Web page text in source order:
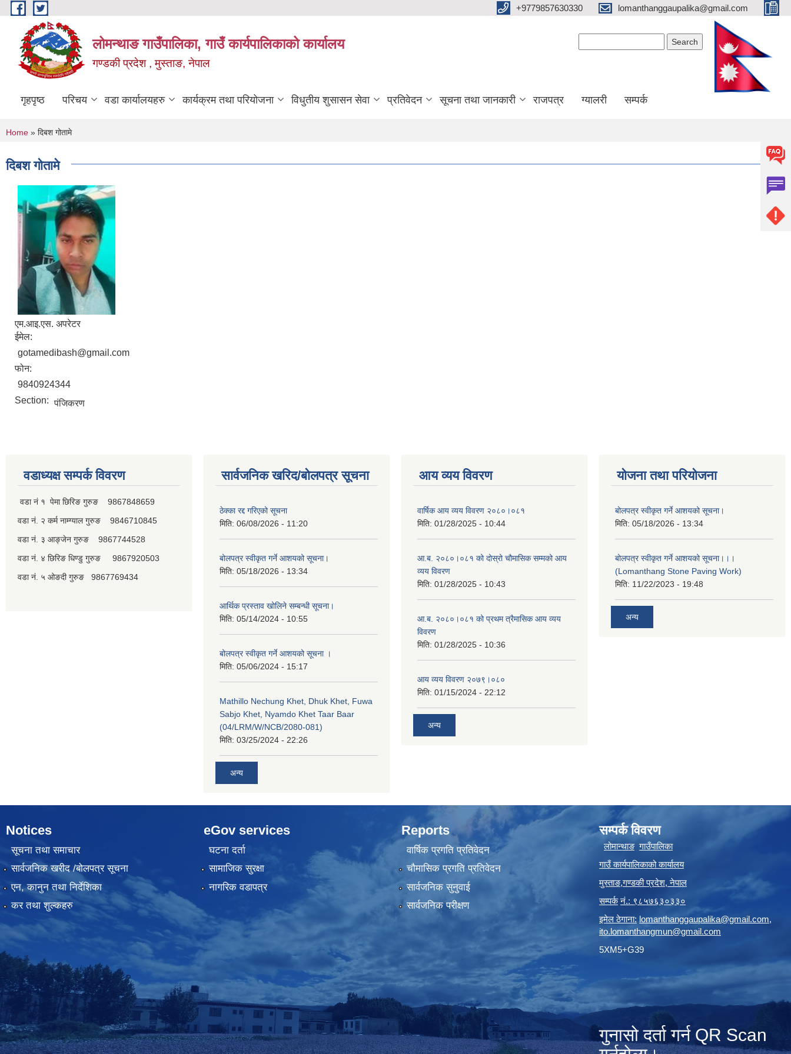
Skip to main content +9779857630330 lomanthanggaupalika@gmail.com
लोमन्थाङ गाउँपालिका, गाउँ कार्यपालिकाको कार्यालय
गण्डकी प्रदेश , मुस्ताङ, नेपाल
गृहपृष्ठ परिचय वडा कार्यालयहरु कार्यक्रम तथा परियोजना विधुतीय शुसासन सेवा प्रतिवेदन सूचना तथा जानकारी राजपत्र ग्यालरी सम्पर्क
You are here
Home » दिबश गोतामे
दिबश गोतामे
एम.आ‌इ.एस. अपरेटर
ईमेल:
gotamedibash@gmail.com
फोन:
9840924344
Section: पंजिकरण
वडाध्यक्ष सम्पर्क विवरण
वडा नं १ पेमा छिरिङ गुरुङ 9867848659
वडा नं. २ कर्म नाम्ग्याल गुरुङ 9846710845
वडा नं. ३ आङ्जेन गुरुङ 9867744528
वडा नं. ४ छिरिङ धिण्डु गुरुङ 9867920503
वडा नं. ५ ओङदी गुरुङ 9867769434
सार्वजनिक खरिद/बोलपत्र सूचना
ठेक्का रद्द गरिएको सूचना
मिति: 06/08/2026 - 11:20
बोलपत्र स्वीकृत गर्ने आशयको सूचना।
मिति: 05/18/2026 - 13:34
आर्थिक प्रस्ताव खोलिने सम्बन्धी सूचना।
मिति: 05/14/2024 - 10:55
बोलपत्र स्वीकृत गर्ने आशयको सूचना ।
मिति: 05/06/2024 - 15:17
Mathillo Nechung Khet, Dhuk Khet, Fuwa
Sabjo Khet, Nyamdo Khet Taar Baar
(04/LRM/W/NCB/2080-081)
मिति: 03/25/2024 - 22:26
अन्य
आय व्यय विवरण
वार्षिक आय व्यय विवरण २०८०।०८१
मिति: 01/28/2025 - 10:44
आ.ब. २०८०।०८१ को दोस्रो चौमासिक सम्मको आय
व्यय विवरण
मिति: 01/28/2025 - 10:43
आ.ब. २०८०।०८१ को प्रथम त्रैमासिक आय व्यय
विवरण
मिति: 01/28/2025 - 10:36
आय व्यय विवरण २०७९।०८०
मिति: 01/15/2024 - 22:12
अन्य
योजना तथा परियोजना
बोलपत्र स्वीकृत गर्ने आशयको सूचना।
मिति: 05/18/2026 - 13:34
बोलपत्र स्वीकृत गर्ने आशयको सूचना।।।
(Lomanthang Stone Paving Work)
मिति: 11/22/2023 - 19:48
अन्य
Notices
सूचना तथा समाचार
सार्वजनिक खरीद /बोलपत्र सूचना
एन, कानुन तथा निर्देशिका
कर तथा शुल्कहरु
eGov services
घटना दर्ता
सामाजिक सुरक्षा
नागरिक वडापत्र
Reports
वार्षिक प्रगति प्रतिवेदन
चौमासिक प्रगति प्रतिवेदन
सार्वजनिक सुनुवाई
सार्वजनिक परीक्षण
सम्पर्क विवरण
लोमान्थाङ गाउँपालिका
गाउँ कार्यपालिकाको कार्यालय
मुस्ताङ,गण्डकी प्रदेश,नेपाल
सम्पर्क नं.: ९८५७६३०३३०
इमेल ठेगाना: lomanthanggaupalika@gmail.com,
ito.lomanthangmun@gmail.com
5XM5+G39
गुनासो दर्ता गर्न QR Scan